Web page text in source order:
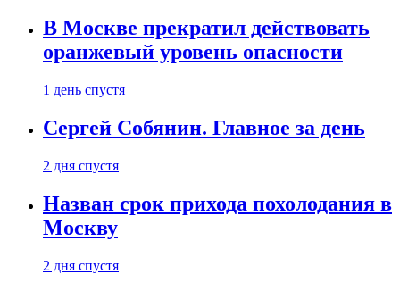
В Москве прекратил действовать
оранжевый уровень опасности
1 день спустя
Сергей Собянин. Главное за день
2 дня спустя
Назван срок прихода похолодания в
Москву
2 дня спустя